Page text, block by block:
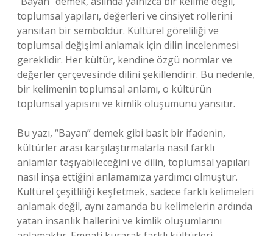
toplumsal yapıları, değerleri ve cinsiyet rollerini
yansıtan bir semboldür. Kültürel göreliliği ve
toplumsal değişimi anlamak için dilin incelenmesi
gereklidir. Her kültür, kendine özgü normlar ve
değerler çerçevesinde dilini şekillendirir. Bu nedenle,
bir kelimenin toplumsal anlamı, o kültürün
toplumsal yapısını ve kimlik oluşumunu yansıtır.
Bu yazı, “Bayan” demek gibi basit bir ifadenin,
kültürler arası karşılaştırmalarla nasıl farklı
anlamlar taşıyabileceğini ve dilin, toplumsal yapıları
nasıl inşa ettiğini anlamamıza yardımcı olmuştur.
Kültürel çeşitliliği keşfetmek, sadece farklı kelimeleri
anlamak değil, aynı zamanda bu kelimelerin ardında
yatan insanlık hallerini ve kimlik oluşumlarını